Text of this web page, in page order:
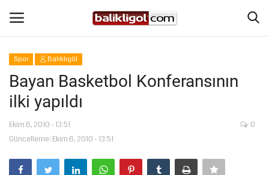
Giriş Yap
Anasayfa
Köşe Yazıları
Eğitim
Spor Balıklıgöl
Bayan Basketbol Konferansının
ilki yapıldı
Ekim 6, 2010 - 13:51
Güncelleme: Ekim 6, 2010 - 13:51
0